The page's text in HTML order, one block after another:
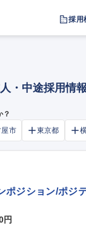
採用
・中途採用情報
？
屋市 東京都
ポジション/ポジ
円